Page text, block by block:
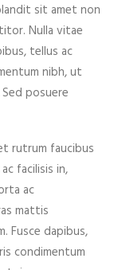
sit amet non
Nulla vitae
tellus ac
nibh, ut
posuere
rutrum faucibus
facilisis in,
ac
mattis
Fusce dapibus,
condimentum